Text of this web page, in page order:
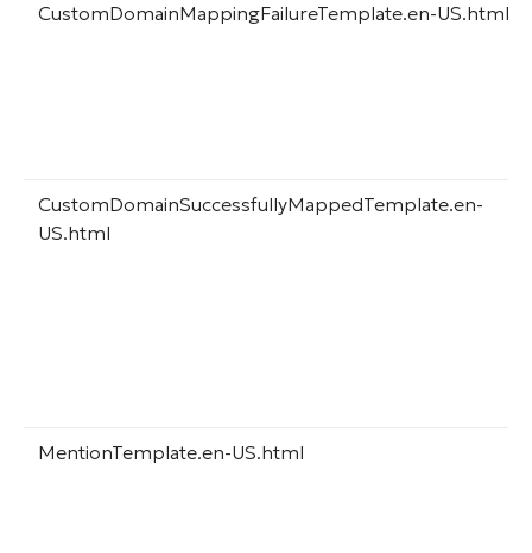
CustomDomainMappingFailureTemplate.en-US.html
CustomDomainSuccessfullyMappedTemplate.en-
US.html
MentionTemplate.en-US.html